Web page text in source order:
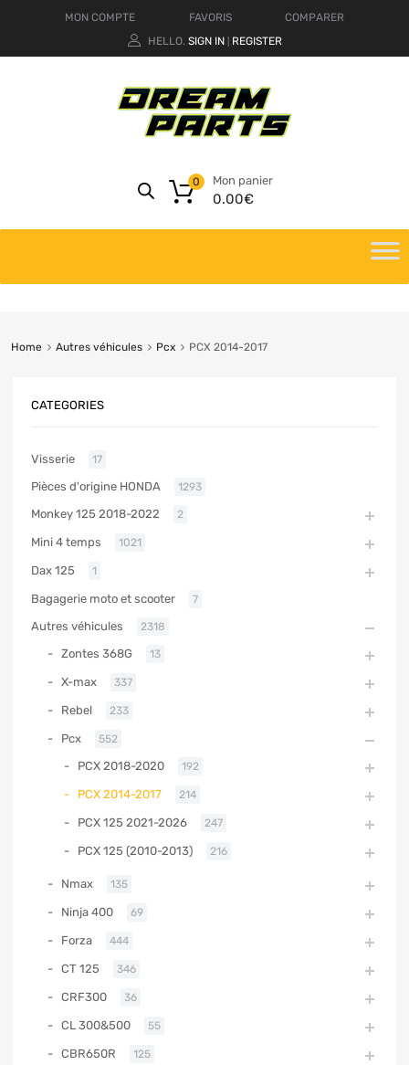
MON COMPTE FAVORIS
COMPARER
HELLO. SIGN IN REGISTER
Mon panier
0.00€
0
Home Autres véhicules Pcx PCX 2014-2017
CATEGORIES
Visserie 17
Pièces d'origine HONDA 1293
Monkey 125 2018-2022 2
Mini 4 temps 1021
Dax 125 1
Bagagerie moto et scooter 7
Autres véhicules 2318
Zontes 368G 13
X-max 337
Rebel 233
Pcx 552
PCX 2018-2020 192
PCX 2014-2017 214
PCX 125 2021-2026 247
PCX 125 (2010-2013) 216
Nmax 135
Ninja 400 69
Forza 444
CT 125 346
CRF300 36
CL 300&500 55
CBR650R 125